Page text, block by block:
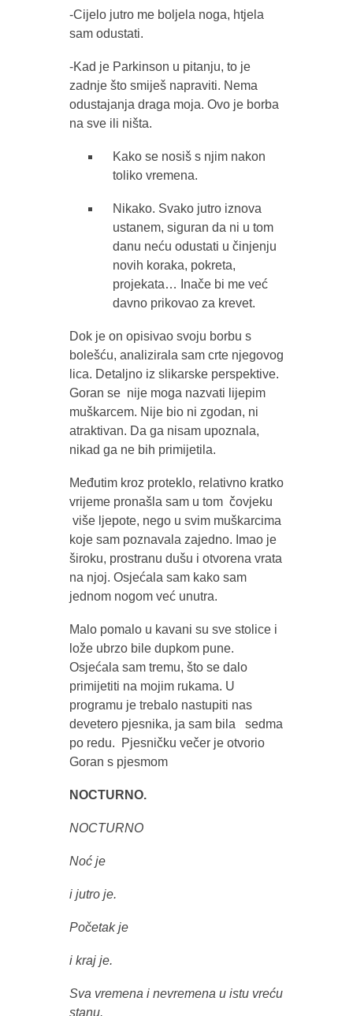
-Cijelo jutro me boljela noga, htjela
sam odustati.
-Kad je Parkinson u pitanju, to je
zadnje što smiješ napraviti. Nema
odustajanja draga moja. Ovo je borba
na sve ili ništa.
Kako se nosiš s njim nakon
toliko vremena.
Nikako. Svako jutro iznova
ustanem, siguran da ni u tom
danu neću odustati u činjenju
novih koraka, pokreta,
projekata… Inače bi me već
davno prikovao za krevet.
Dok je on opisivao svoju borbu s
bolešću, analizirala sam crte njegovog
lica. Detaljno iz slikarske perspektive.
Goran se nije moga nazvati lijepim
muškarcem. Nije bio ni zgodan, ni
atraktivan. Da ga nisam upoznala,
nikad ga ne bih primijetila.
Međutim kroz proteklo, relativno kratko
vrijeme pronašla sam u tom čovjeku
više ljepote, nego u svim muškarcima
koje sam poznavala zajedno. Imao je
široku, prostranu dušu i otvorena vrata
na njoj. Osjećala sam kako sam
jednom nogom već unutra.
Malo pomalo u kavani su sve stolice i
lože ubrzo bile dupkom pune.
Osjećala sam tremu, što se dalo
primijetiti na mojim rukama. U
programu je trebalo nastupiti nas
devetero pjesnika, ja sam bila sedma
po redu. Pjesničku večer je otvorio
Goran s pjesmom
NOCTURNO.
NOCTURNO
Noć je
i jutro je.
Početak je
i kraj je.
Sva vremena i nevremena u istu vreću
stanu.